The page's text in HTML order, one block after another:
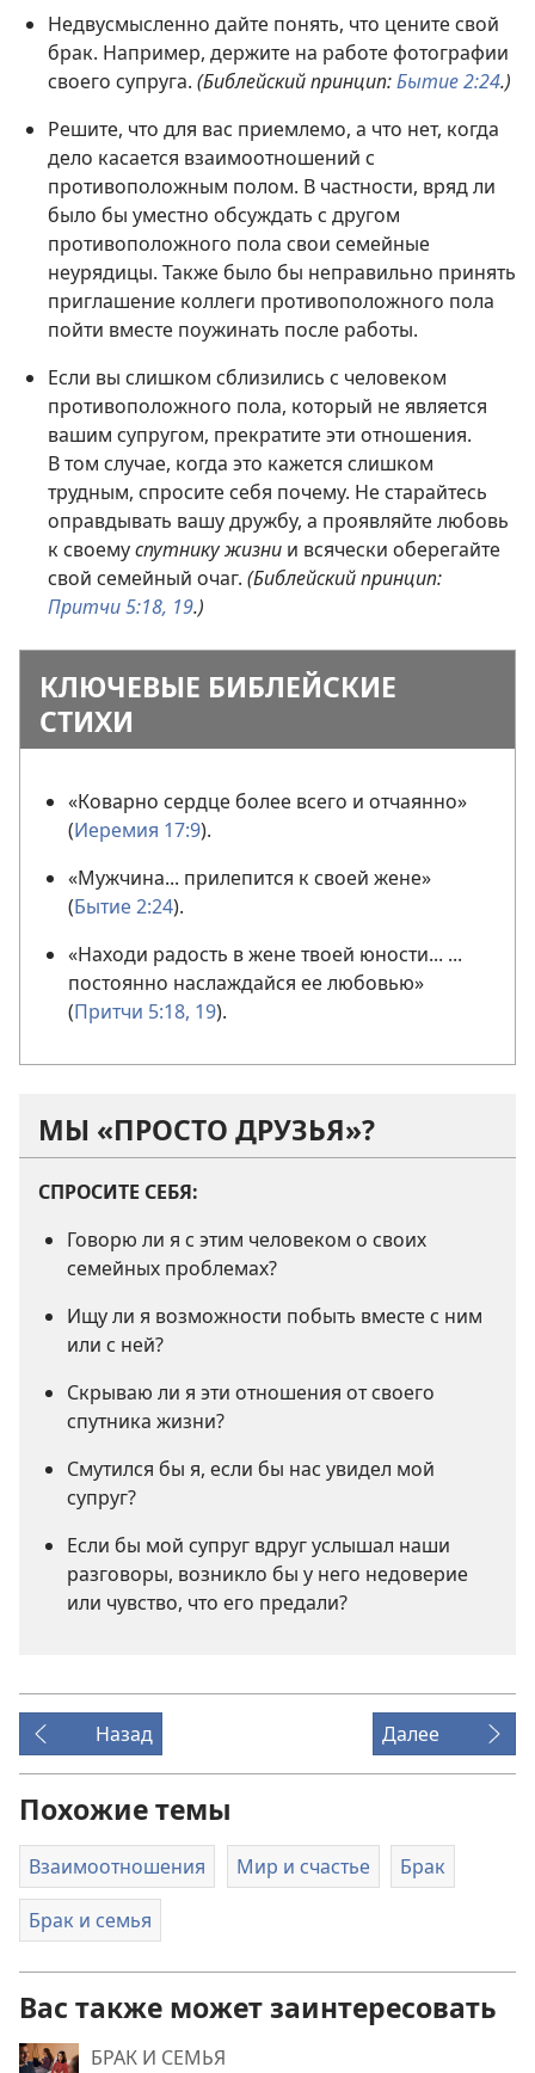
Недвусмысленно дайте понять, что цените свой
брак. Например, держите на работе фотографии
своего супруга. (Библейский принцип:Бытие 2:24.)
Решите, что для вас приемлемо, а что нет, когда
дело касается взаимоотношений с
противоположным полом. В частности, вряд ли
было бы уместно обсуждать с другом
противоположного пола свои семейные
неурядицы. Также было бы неправильно принять
приглашение коллеги противоположного пола
пойти вместе поужинать после работы.
Если вы слишком сблизились с человеком
противоположного пола, который не является
вашим супругом, прекратите эти отношения.
В том случае, когда это кажется слишком
трудным, спросите себя почему. Не старайтесь
оправдывать вашу дружбу, а проявляйте любовь
к своемуспутнику жизни и всячески оберегайте
свой семейный очаг. (Библейский принцип:
Притчи 5:18, 19.)
КЛЮЧЕВЫЕ БИБЛЕЙСКИЕ
СТИХИ
«Коварно сердце более всего и отчаянно»
(Иеремия 17:9).
«Мужчина... прилепится к своей жене»
(Бытие 2:24).
«Находи радость в жене твоей юности... ...
постоянно наслаждайся ее любовью»
(Притчи 5:18, 19).
МЫ «ПРОСТО ДРУЗЬЯ»?
СПРОСИТЕ СЕБЯ:
Говорю ли я с этим человеком о своих
семейных проблемах?
Ищу ли я возможности побыть вместе с ним
или с ней?
Скрываю ли я эти отношения от своего
спутника жизни?
Смутился бы я, если бы нас увидел мой
супруг?
Если бы мой супруг вдруг услышал наши
разговоры, возникло бы у него недоверие
или чувство, что его предали?
Назад Далее
Похожие темы
Взаимоотношения Мир и счастье Брак
Брак и семья
Вас также может заинтересовать
БРАК И СЕМЬЯ